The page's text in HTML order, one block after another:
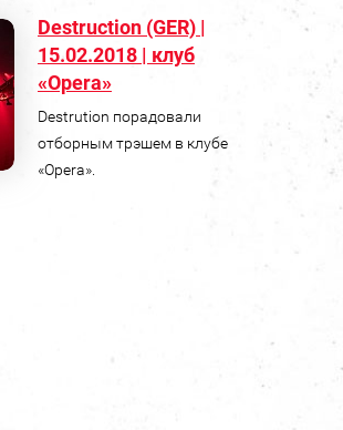
Destruction (GER) |
15.02.2018 | клуб
«Opera»
Destrution порадовали
отборным трэшем в клубе
«Opera».